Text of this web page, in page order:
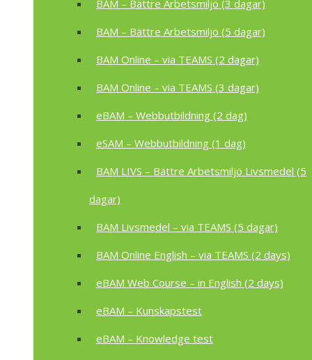
BAM – Bättre Arbetsmiljö (3 dagar)
BAM – Bättre Arbetsmiljö (5 dagar)
BAM Online – via TEAMS (2 dagar)
BAM Online – via TEAMS (3 dagar)
eBAM – Webbutbildning (2 dag)
eSAM – Webbutbildning (1 dag)
BAM LIVS – Bättre Arbetsmiljö Livsmedel (5
dagar)
BAM Livsmedel – via TEAMS (5 dagar)
BAM Online English – via TEAMS (2 days)
eBAM Web Course – in English (2 days)
eBAM – Kunskapstest
eBAM – Knowledge test